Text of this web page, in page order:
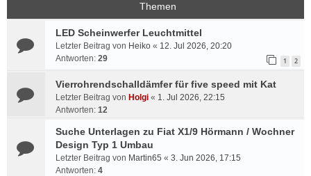
Themen
LED Scheinwerfer Leuchtmittel
Letzter Beitrag von Heiko « 12. Jul 2026, 20:20
Antworten: 29 1 2
Vierrohrendschalldämfer für five speed mit Kat
Letzter Beitrag von Holgi « 1. Jul 2026, 22:15
Antworten: 12
Suche Unterlagen zu Fiat X1/9 Hörmann / Wochner
Design Typ 1 Umbau
Letzter Beitrag von Martin65 « 3. Jun 2026, 17:15
Antworten: 4